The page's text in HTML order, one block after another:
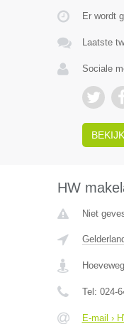
Er wordt
Laatste
Sociale
HW
Niet
Tel: 024-
E-mail ›